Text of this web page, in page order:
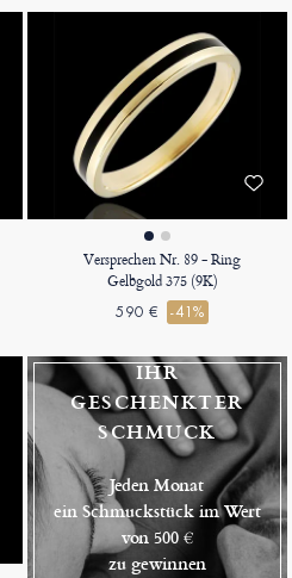
Versprechen Nr. 89 - Ring
Gelbgold 375 (9K)
590 € -41%
IHR
GESCHENKTER
SCHMUCK
Jeden Monat
ein Schmuckstück im Wert
von 500 €
zu gewinnen